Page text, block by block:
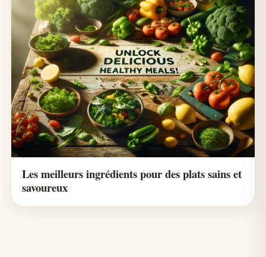
Les meilleurs ingrédients pour des plats sains et
savoureux